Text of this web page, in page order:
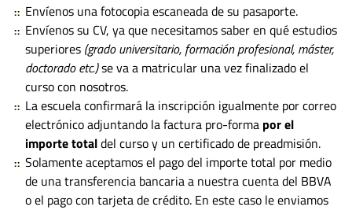
Envíenos una fotocopia escaneada de su pasaporte.
Envíenos su CV, ya que necesitamos saber en qué estudios
superiores (grado universitario, formación profesional, máster,
doctorado etc.)se va a matricular una vez finalizado el
curso con nosotros.
La escuela confirmará la inscripción igualmente por correo
electrónico adjuntando la factura pro-forma por el
importe totaldel curso y un certificado de preadmisión.
Solamente aceptamos el pago del importe total por medio
de una transferencia bancaria a nuestra cuenta del BBVA
o el pago con tarjeta de crédito. En este caso le enviamos